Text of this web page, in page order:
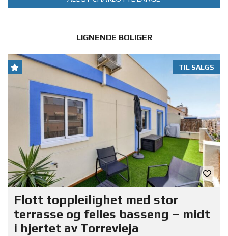
LIGNENDE BOLIGER
TIL SALGS
Flott toppleilighet med stor
terrasse og felles basseng – midt
i hjertet av Torrevieja